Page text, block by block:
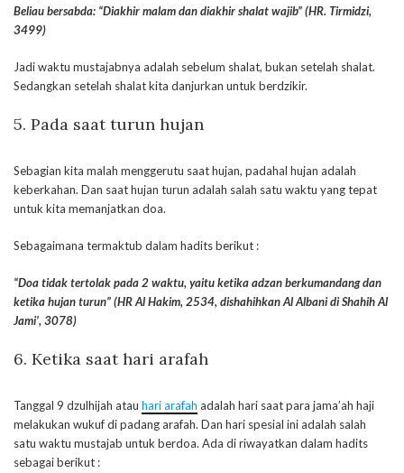
Beliau bersabda: “Diakhir malam dan diakhir shalat wajib” (HR. Tirmidzi,
3499)
Jadi waktu mustajabnya adalah sebelum shalat, bukan setelah shalat.
Sedangkan setelah shalat kita danjurkan untuk berdzikir.
5. Pada saat turun hujan
Sebagian kita malah menggerutu saat hujan, padahal hujan adalah
keberkahan. Dan saat hujan turun adalah salah satu waktu yang tepat
untuk kita memanjatkan doa.
Sebagaimana termaktub dalam hadits berikut :
“Doa tidak tertolak pada 2 waktu, yaitu ketika adzan berkumandang dan
ketika hujan turun” (HR Al Hakim, 2534, dishahihkan Al Albani di Shahih Al
Jami’, 3078)
6. Ketika saat hari arafah
Tanggal 9 dzulhijah atau hari arafah adalah hari saat para jama’ah haji
melakukan wukuf di padang arafah. Dan hari spesial ini adalah salah
satu waktu mustajab untuk berdoa. Ada di riwayatkan dalam hadits
sebagai berikut :